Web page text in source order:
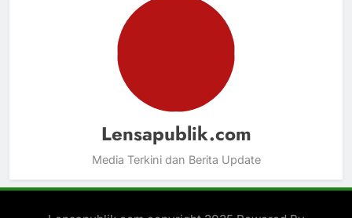
Lensapublik.com
Media Terkini dan Berita Update